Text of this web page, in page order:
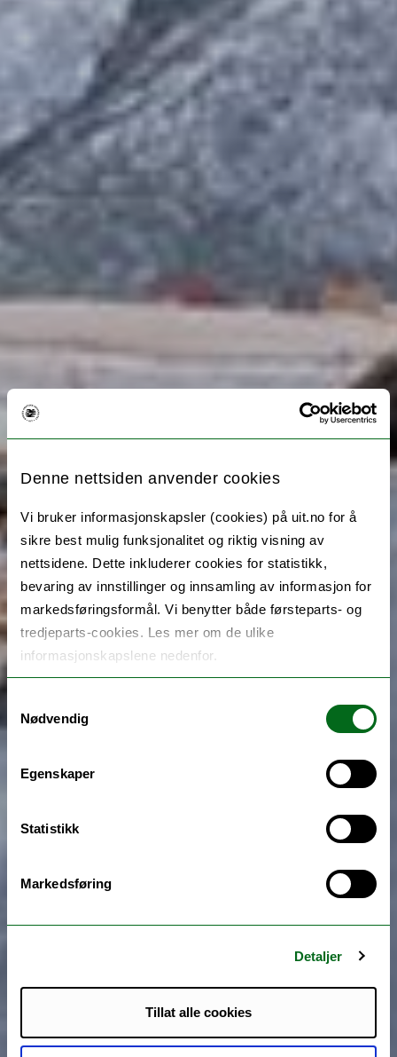
Denne nettsiden anvender cookies
Vi bruker informasjonskapsler (cookies) på uit.no for å
sikre best mulig funksjonalitet og riktig visning av
nettsidene. Dette inkluderer cookies for statistikk,
bevaring av innstillinger og innsamling av informasjon for
markedsføringsformål. Vi benytter både førsteparts- og
tredjeparts-cookies. Les mer om de ulike
informasjonskapslene nedenfor.
Nødvendig
Egenskaper
Statistikk
Markedsføring
Detaljer
Tillat alle cookies